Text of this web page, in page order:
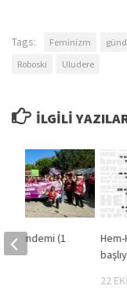
Tags: Feminizm
Roboski
Uludere
İLGILI
22
Gündemi (1